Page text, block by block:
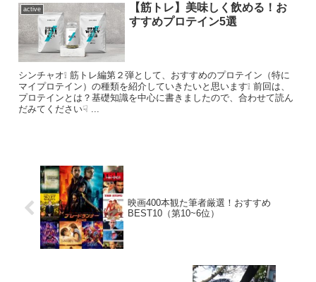
active
【筋トレ】美味しく飲める！お
すすめプロテイン5選
シンチャオ❕ 筋トレ編第２弾として、おすすめのプロテイン（特に
マイプロテイン）の種類を紹介していきたいと思います❕ 前回は、
プロテインとは？基礎知識を中心に書きましたので、合わせて読ん
だみてください☟ ...
映画400本観た筆者厳選！おすすめ
BEST10（第10~6位）